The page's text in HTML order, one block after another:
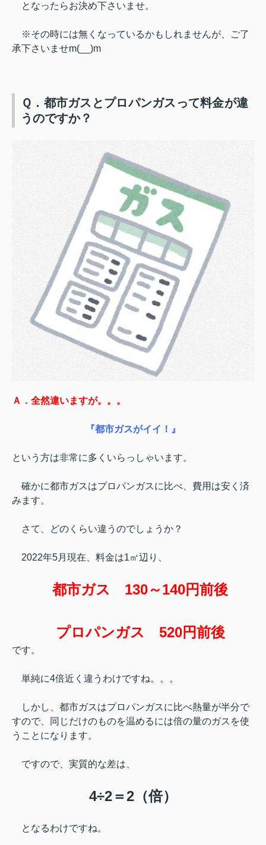
となったらお決め下さいませ。
※その時には無くなっているかもしれませんが、ご了
承下さいませm(__)m
Ｑ．都市ガスとプロパンガスって料金が違
うのですか？
Ａ．全然違いますが。。。
『都市ガスがイイ！』
という方は非常に多くいらっしゃいます。
確かに都市ガスはプロパンガスに比べ、費用は安く済
みます。
さて、どのくらい違うのでしょうか？
2022年5月現在、料金は1㎥辺り、
都市ガス 130～140円前後
プロパンガス 520円前後
です。
単純に4倍近く違うわけですね。。。
しかし、都市ガスはプロパンガスに比べ熱量が半分で
すので、
同じだけのものを温めるには倍の量のガスを使
うことになります。
ですので、実質的な差は、
4÷2＝2（倍）
となるわけですね。